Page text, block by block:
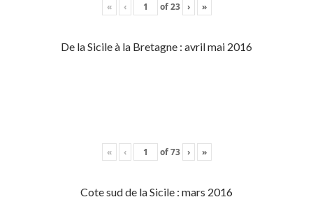
« ‹ of23 › »
De la Sicile à la Bretagne : avril mai 2016
« ‹ of73 › »
Cote sud de la Sicile : mars 2016